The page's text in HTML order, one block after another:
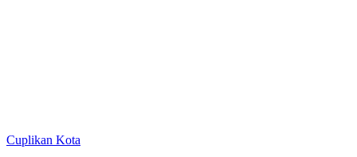
Cuplikan Kota